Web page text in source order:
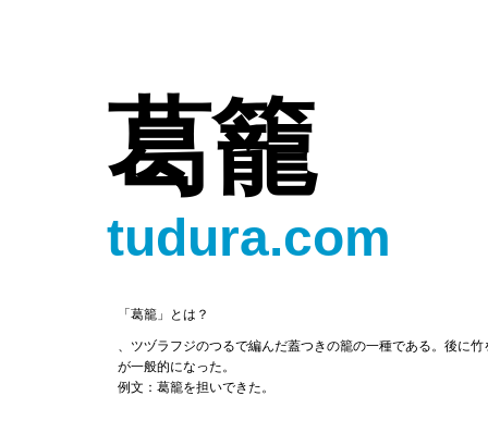
葛籠
tudura.com
「葛籠」とは？
、ツヅラフジのつるで編んだ蓋つきの籠の一種である。後に
が一般的になった。
例文：葛籠を担いできた。